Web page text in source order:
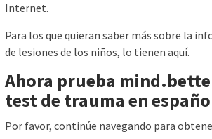
Internet.
Para los que quieran saber más sobre la
de lesiones de los niños, lo tienen aquí.
Ahora prueba
test de trauma en
Por favor, continúe navegando para